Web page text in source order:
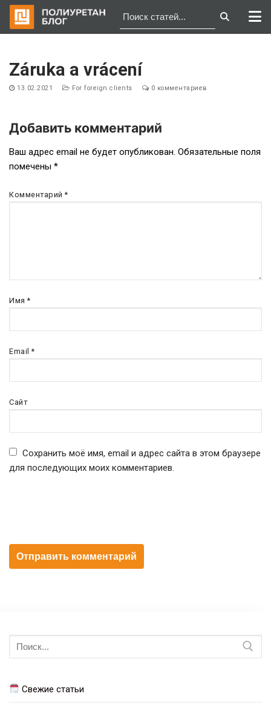
содержимому
Záruka a vrácení
13.02.2021 For foreign clients 0 комментариев
Навигация
по
записям
Добавить комментарий
Ваш адрес email не будет опубликован. Обязательные поля
помечены *
Комментарий*
Имя*
Email*
Сайт
Сохранить моё имя, email и адрес сайта в этом браузере
для последующих моих комментариев.
Искать:
Свежие статьи